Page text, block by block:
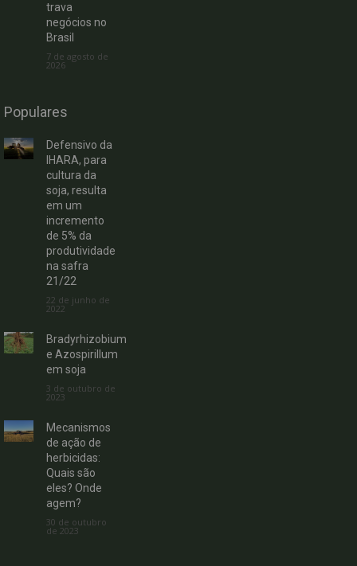
trava
negócios no
Brasil
7 de agosto de
2026
Populares
Defensivo da
IHARA, para
cultura da
soja, resulta
em um
incremento
de 5% da
produtividade
na safra
21/22
22 de junho de
2022
Bradyrhizobium
e Azospirillum
em soja
3 de outubro de
2023
Mecanismos
de ação de
herbicidas:
Quais são
eles? Onde
agem?
30 de outubro
de 2023